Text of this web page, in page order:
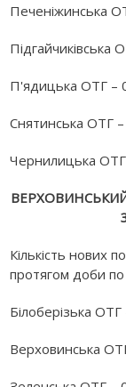
Печеніжинська
Підгайчиківська
П'ядицька ОТГ –
Снятинська ОТГ –
Чернилицька
ВЕРХОВИНСЬКИЙ
Кількість нових
протягом доби по
Білоберізька ОТГ
Верховинська